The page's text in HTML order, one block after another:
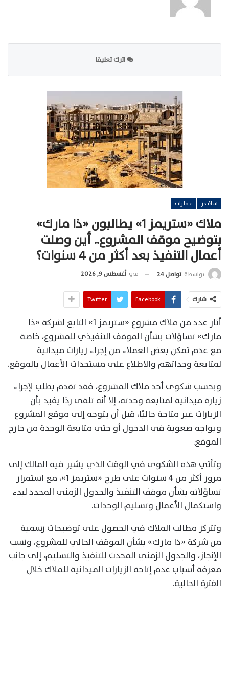
اترك تعليقا
سلايدر عقارات
ملاك «ستريمز 1» يطالبون «ذا مارك»
بتوضيح موقف المشروع.. أين وصلت
أعمال التنفيذ بعد أكثر من 4 سنوات؟
بواسطة تواصل 24 في أغسطس 9, 2026
شارك Facebook
Twitter
أثار عدد من ملاك مشروع «ستريمز 1» التابع لشركة «ذا
مارك» تساؤلات بشأن الموقف التنفيذي للمشروع، خاصة
مع عدم تمكن بعض العملاء من إجراء زيارات ميدانية
لمتابعة وحداتهم والاطلاع على مستجدات الأعمال بالموقع.
وبحسب شكوى أحد ملاك المشروع، فقد تقدم بطلب لإجراء
زيارة ميدانية لمتابعة وحدته، إلا أنه تلقى ردًا يفيد بأن
الزيارات غير متاحة حاليًا، قبل أن يتوجه إلى موقع المشروع
ويواجه صعوبة في الدخول أو حتى متابعة الوحدة من خارج
الموقع.
وتأتي هذه الشكوى في الوقت الذي يشير فيه المالك إلى
مرور أكثر من 4 سنوات على طرح «ستريمز 1»، مع استمرار
تساؤلاته بشأن موقف التنفيذ والجدول الزمني المحدد لبدء
واستكمال الأعمال وتسليم الوحدات.
وتتركز مطالب الملاك في الحصول على توضيحات رسمية
من شركة «ذا مارك» بشأن الموقف الحالي للمشروع، ونسب
الإنجاز، والجدول الزمني المحدث للتنفيذ والتسليم، إلى جانب
معرفة أسباب عدم إتاحة الزيارات الميدانية للملاك خلال
الفترة الحالية.